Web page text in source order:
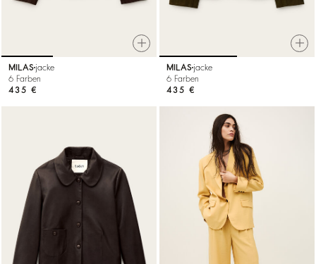
MILAS jacke
6 Farben
435 €
MILAS jacke
6 Farben
435 €